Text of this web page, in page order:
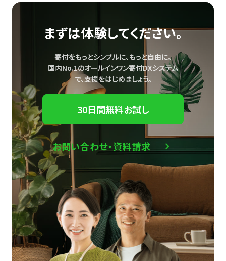
まずは体験してください。
寄付をもっとシンプルに、もっと自由に。
国内No.1のオールインワン寄付DXシステム
で、支援をはじめましょう。
30日間無料お試し
お問い合わせ・資料請求